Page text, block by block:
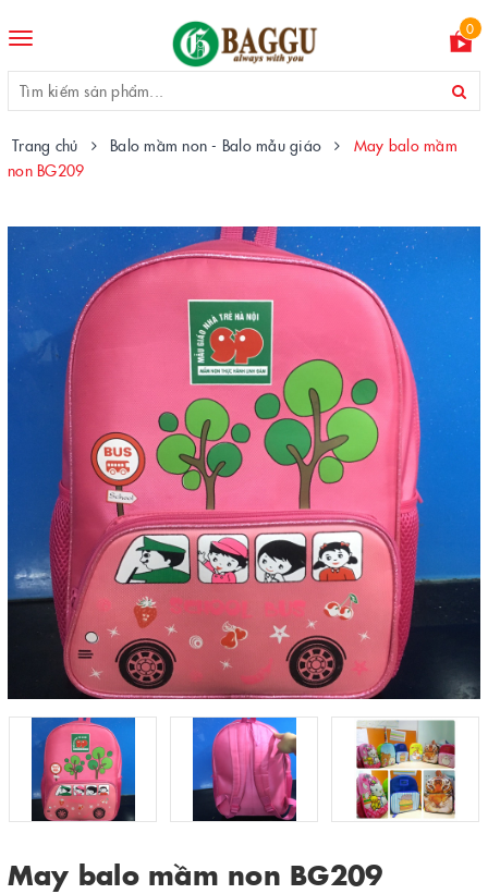
Toggle
0
Trang chủ Balo mầm non - Balo mẫu giáo
May balo mầm
non BG209
May balo mầm non BG209